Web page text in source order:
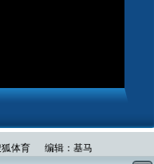
狐体育 编辑：基马